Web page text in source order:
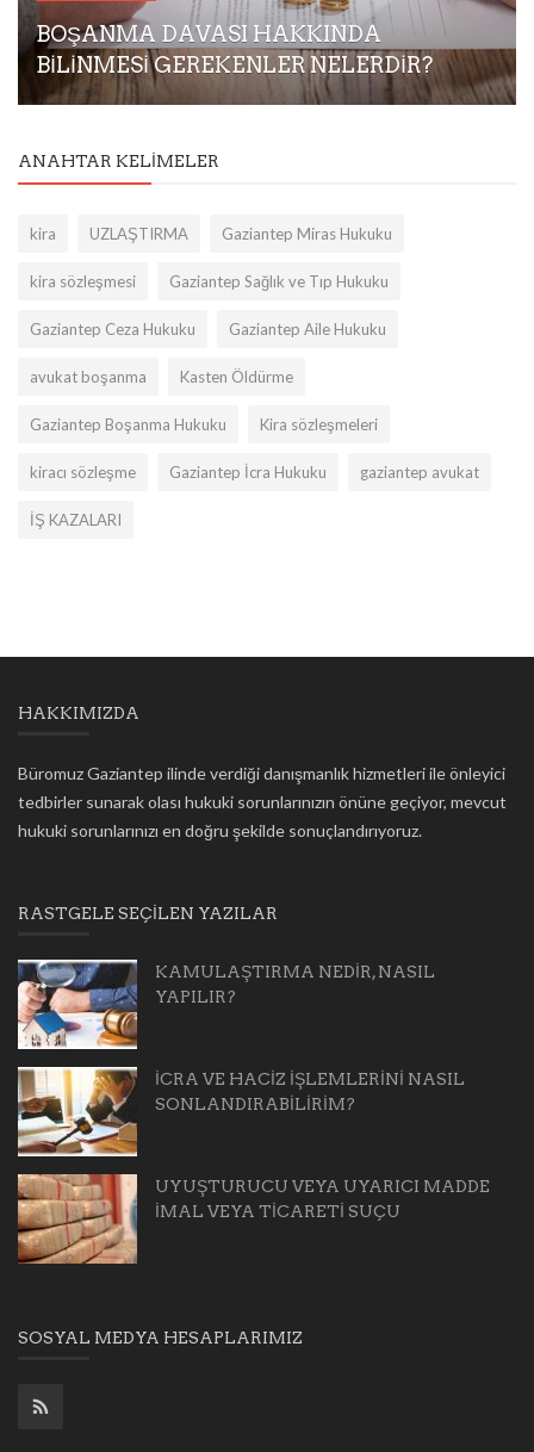
BOŞANMA DAVASI HAKKINDA
BİLİNMESİ GEREKENLER NELERDİR?
ANAHTAR KELIMELER
kira UZLAŞTIRMA Gaziantep Miras Hukuku
kira sözleşmesi Gaziantep Sağlık ve Tıp Hukuku
Gaziantep Ceza Hukuku Gaziantep Aile Hukuku
avukat boşanma Kasten Öldürme
Gaziantep Boşanma Hukuku Kira sözleşmeleri
kiracı sözleşme Gaziantep İcra Hukuku gaziantep avukat
İŞ KAZALARI
HAKKIMIZDA
Büromuz Gaziantep ilinde verdiği danışmanlık hizmetleri ile önleyici
tedbirler sunarak olası hukuki sorunlarınızın önüne geçiyor, mevcut
hukuki sorunlarınızı en doğru şekilde sonuçlandırıyoruz.
RASTGELE SEÇILEN YAZILAR
KAMULAŞTIRMA NEDİR, NASIL
YAPILIR?
İCRA VE HACİZ İŞLEMLERİNİ NASIL
SONLANDIRABİLİRİM?
UYUŞTURUCU VEYA UYARICI MADDE
İMAL VEYA TİCARETİ SUÇU
SOSYAL MEDYA HESAPLARIMIZ